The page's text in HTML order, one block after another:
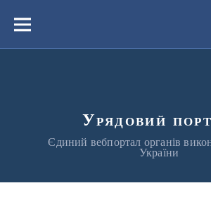
вмістуМеню
Урядовий
Єдиний вебпортал органів
України